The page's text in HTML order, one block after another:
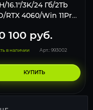
16.1"/3K/24 Гб/2Tb
RTX 4060/Win 11Pro)
100руб.
в наличии Арт.: 993002
КУПИТЬ